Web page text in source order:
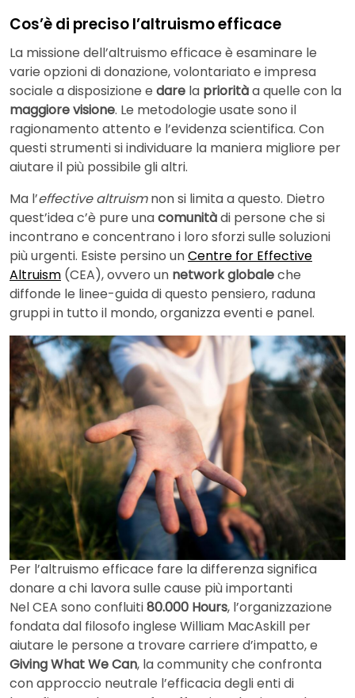
Cos’è di preciso l’altruismo efficace
La missione dell’altruismo efficace è esaminare le
varie opzioni di donazione, volontariato e impresa
sociale a disposizione e dare la prioritàa quelle con la
maggiore visione. Le metodologie usate sono il
ragionamento attento e l’evidenza scientifica. Con
questi strumenti si individuare la maniera migliore per
aiutare il più possibile gli altri.
Ma l’effective altruismnon si limita a questo. Dietro
quest’idea c’è pure unacomunitàdi persone che si
incontrano e concentrano i loro sforzi sulle soluzioni
più urgenti. Esiste persino unCentre for Effective
Altruism (CEA), ovvero un network globaleche
diffonde le linee-guida di questo pensiero, raduna
gruppi in tutto il mondo, organizza eventi e panel.
Per l’altruismo efficace fare la differenza significa
donare a chi lavora sulle cause più importanti
Nel CEA sono confluiti80.000 Hours, l’organizzazione
fondata dal filosofo inglese William MacAskill per
aiutare le persone a trovare carriere d’impatto, e
Giving What We Can, la community che confronta
con approccio neutrale l’efficacia degli enti di